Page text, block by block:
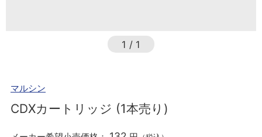
1 / 1
マルシン
CDXカートリッジ (1本売り)